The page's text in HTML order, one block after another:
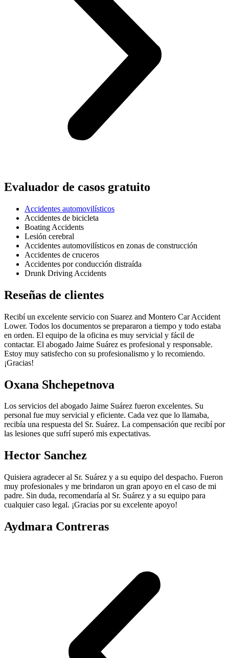
Evaluador de casos gratuito
Accidentes automovilísticos
Accidentes de bicicleta
Boating Accidents
Lesión cerebral
Accidentes automovilísticos en zonas de construcción
Accidentes de cruceros
Accidentes por conducción distraída
Drunk Driving Accidents
Reseñas de clientes
Recibí un excelente servicio con Suarez and Montero Car Accident
Lower. Todos los documentos se prepararon a tiempo y todo estaba
en orden. El equipo de la oficina es muy servicial y fácil de
contactar. El abogado Jaime Suárez es profesional y responsable.
Estoy muy satisfecho con su profesionalismo y lo recomiendo.
¡Gracias!
Oxana Shchepetnova
Los servicios del abogado Jaime Suárez fueron excelentes. Su
personal fue muy servicial y eficiente. Cada vez que lo llamaba,
recibía una respuesta del Sr. Suárez. La compensación que recibí por
las lesiones que sufrí superó mis expectativas.
Hector Sanchez
Quisiera agradecer al Sr. Suárez y a su equipo del despacho. Fueron
muy profesionales y me brindaron un gran apoyo en el caso de mi
padre. Sin duda, recomendaría al Sr. Suárez y a su equipo para
cualquier caso legal. ¡Gracias por su excelente apoyo!
Aydmara Contreras